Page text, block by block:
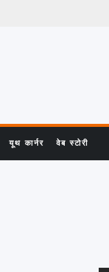
यूथ कार्नर वेब स्टोरी